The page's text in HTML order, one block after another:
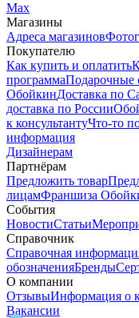
Max
Магазины
Адреса магазинов
Покупателю
Как купить и оплатить
программаПодарочные
ОбойкинДоставка по
доставка по России
к консультантуЧто-то
информация
Дизайнерам
Партнёрам
Предложить товар
лицамФраншиза
События
НовостиСтатьи
Справочник
Справочная
обозначенияБренды
О компании
ОтзывыИнформация о
Вакансии